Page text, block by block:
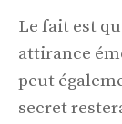
Le fait est
attirance
peut
secret